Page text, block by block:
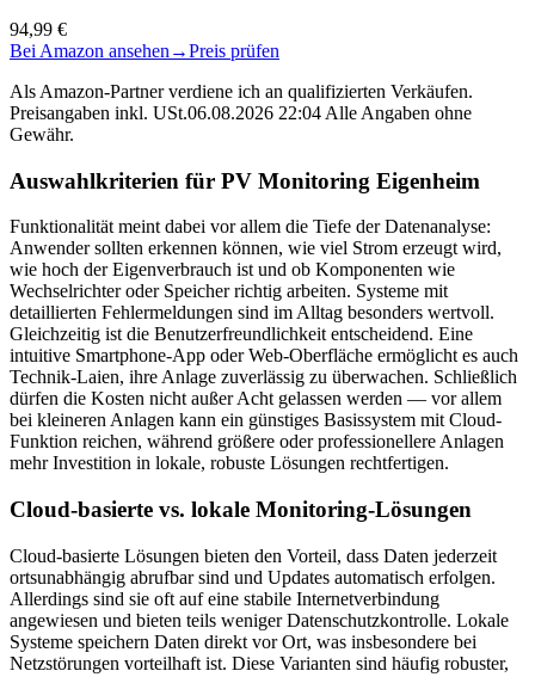
94,99 €
Bei Amazon ansehen →Preis prüfen
Als Amazon-Partner verdiene ich an qualifizierten Verkäufen.
Preisangaben inkl. USt.06.08.2026 22:04 Alle Angaben ohne
Gewähr.
Auswahlkriterien für PV Monitoring Eigenheim
Funktionalität meint dabei vor allem die Tiefe der Datenanalyse:
Anwender sollten erkennen können, wie viel Strom erzeugt wird,
wie hoch der Eigenverbrauch ist und ob Komponenten wie
Wechselrichter oder Speicher richtig arbeiten. Systeme mit
detaillierten Fehlermeldungen sind im Alltag besonders wertvoll.
Gleichzeitig ist die Benutzerfreundlichkeit entscheidend. Eine
intuitive Smartphone-App oder Web-Oberfläche ermöglicht es auch
Technik-Laien, ihre Anlage zuverlässig zu überwachen. Schließlich
dürfen die Kosten nicht außer Acht gelassen werden — vor allem
bei kleineren Anlagen kann ein günstiges Basissystem mit Cloud-
Funktion reichen, während größere oder professionellere Anlagen
mehr Investition in lokale, robuste Lösungen rechtfertigen.
Cloud-basierte vs. lokale Monitoring-Lösungen
Cloud-basierte Lösungen bieten den Vorteil, dass Daten jederzeit
ortsunabhängig abrufbar sind und Updates automatisch erfolgen.
Allerdings sind sie oft auf eine stabile Internetverbindung
angewiesen und bieten teils weniger Datenschutzkontrolle. Lokale
Systeme speichern Daten direkt vor Ort, was insbesondere bei
Netzstörungen vorteilhaft ist. Diese Varianten sind häufig robuster,